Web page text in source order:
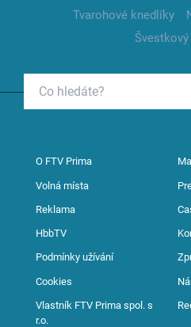
Tvarohové knedlíky
O FTV Prima
Volná místa
Reklama
HbbTV
Podmínky užívání
Cookies
Vlastník FTV Prima spol. s
r.o.